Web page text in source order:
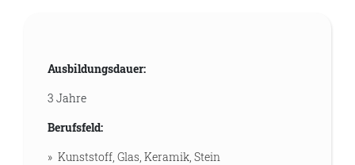
Ausbildungsdauer:
3 Jahre
Berufsfeld:
Kunststoff, Glas, Keramik, Stein